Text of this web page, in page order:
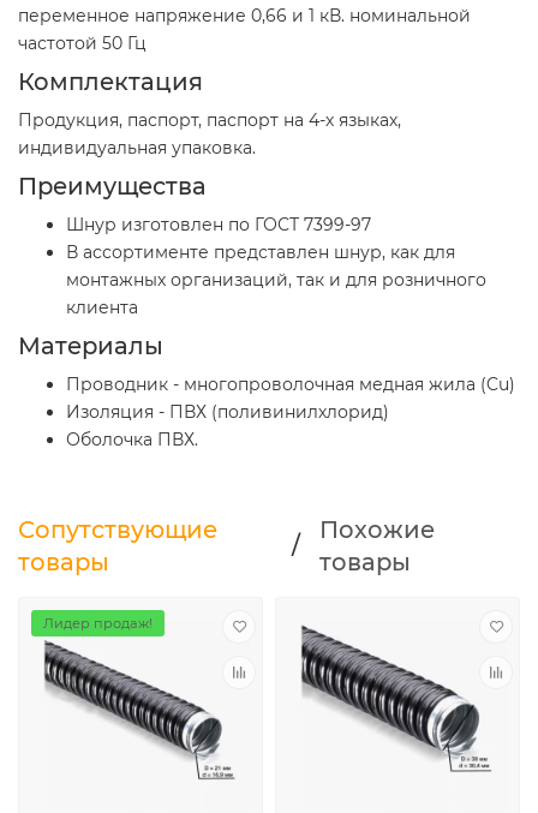
переменное напряжение 0,66 и 1 кВ. номинальной
частотой 50 Гц
Комплектация
Продукция, паспорт, паспорт на 4-х языках,
индивидуальная упаковка.
Преимущества
Шнур изготовлен по ГОСТ 7399-97
В ассортименте представлен шнур, как для
монтажных организаций, так и для розничного
клиента
Материалы
Проводник - многопроволочная медная жила (Cu)
Изоляция - ПВХ (поливинилхлорид)
Оболочка ПВХ.
Сопутствующие
товары
/
Похожие
товары
Лидер продаж!